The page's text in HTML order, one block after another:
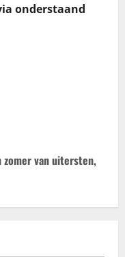
onderstaand
zomer van uitersten,